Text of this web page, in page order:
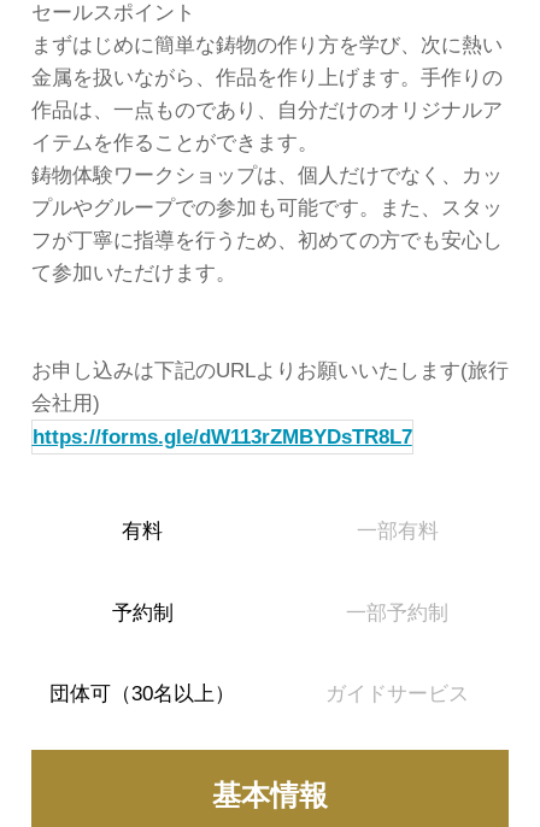
セールスポイント
まずはじめに簡単な鋳物の作り方を学び、次に熱い
金属を扱いながら、作品を作り上げます。手作りの
作品は、一点ものであり、自分だけのオリジナルア
イテムを作ることができます。
鋳物体験ワークショップは、個人だけでなく、カッ
プルやグループでの参加も可能です。また、スタッ
フが丁寧に指導を行うため、初めての方でも安心し
て参加いただけます。
お申し込みは下記のURLよりお願いいたします(旅行
会社用)
https://forms.gle/dW113rZMBYDsTR8L7
有料 一部有料
予約制 一部予約制
団体可（30名以上） ガイドサービス
基本情報